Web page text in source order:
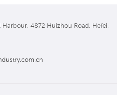
4872 Huizhou Road, Hefei,